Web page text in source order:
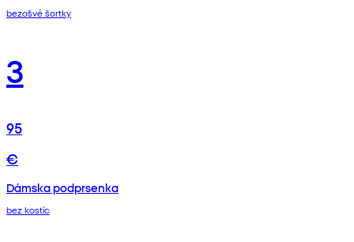
bezošvé šortky
3
95
€
Dámska podprsenka
bez kostíc